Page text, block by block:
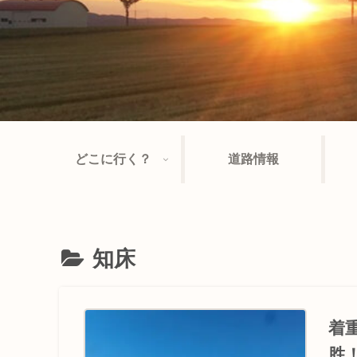
どこに行く？ 道路情報
知床
着